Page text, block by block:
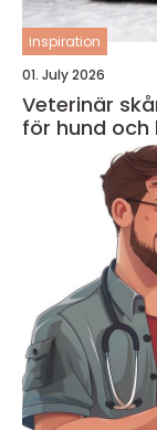
inspiration
01. July 2026
Veterinär skåne så hittar djurägare
för hund